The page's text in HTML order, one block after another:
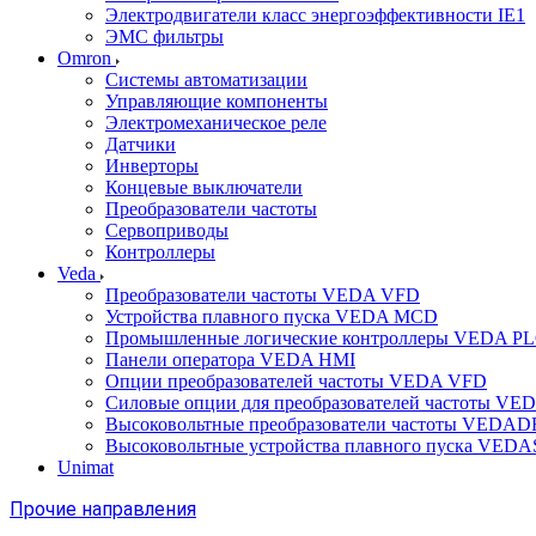
Электродвигатели класс энергоэффективности IE1
ЭМС фильтры
Omron
Системы автоматизации
Управляющие компоненты
Электромеханическое реле
Датчики
Инверторы
Концевые выключатели
Преобразователи частоты
Сервоприводы
Контроллеры
Veda
Преобразователи частоты VEDA VFD
Устройства плавного пуска VEDA MCD
Промышленные логические контроллеры VEDA
Панели оператора VEDA HMI
Опции преобразователей частоты VEDA VFD
Силовые опции для преобразователей частоты
Высоковольтные преобразователи частоты
Высоковольтные устройства плавного пуска
Unimat
Прочие направления